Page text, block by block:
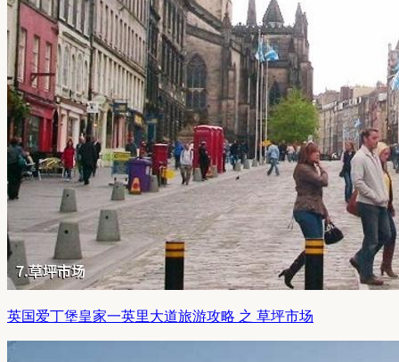
英国爱丁堡皇家一英里大道旅游攻略 之 草坪市场